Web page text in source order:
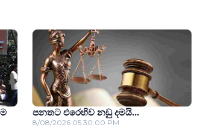
පනතට එරෙහිව නඩු දමයි...
8/08/2026 05:30:00 PM